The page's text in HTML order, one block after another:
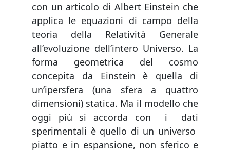
con un articolo di Albert Einstein che
applica le equazioni di campo della
teoria della Relatività Generale
all’evoluzione dell’intero Universo. La
forma geometrica del cosmo
concepita da Einstein è quella di
un’ipersfera (una sfera a quattro
dimensioni) statica. Ma il modello che
oggi più si accorda con i dati
sperimentali è quello di un universo
piatto e in espansione, non sferico e